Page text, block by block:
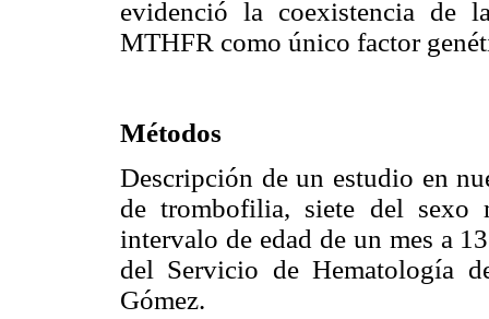
evidenció la coexistencia de
MTHFR como único factor
Métodos
Descripción de un estudio en
de trombofilia, siete del sexo
intervalo de edad de un mes a
del Servicio de Hematología
Gómez.